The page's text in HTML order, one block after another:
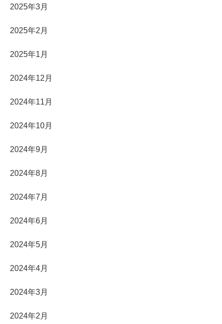
2025年3月
2025年2月
2025年1月
2024年12月
2024年11月
2024年10月
2024年9月
2024年8月
2024年7月
2024年6月
2024年5月
2024年4月
2024年3月
2024年2月